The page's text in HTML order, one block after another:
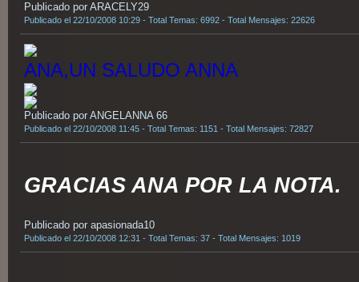
Publicado por ARACELY29
Publicado el 22/10/2008 10:29 - Total Temas: 6992 - Total Mensajes: 22626
ANA,UN SALUDO ANNA
Publicado por ANGELANNA 66
Publicado el 22/10/2008 11:45 - Total Temas: 1151 - Total Mensajes: 72827
GRACIAS ANA POR LA NOTA.
Publicado por apasionada10
Publicado el 22/10/2008 12:31 - Total Temas: 37 - Total Mensajes: 1019